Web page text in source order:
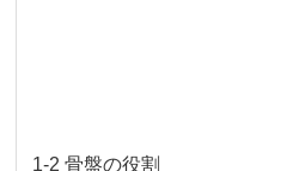
1-2 骨盤の役割